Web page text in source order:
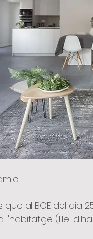
al BOE del dia
l'habitatge (Llei